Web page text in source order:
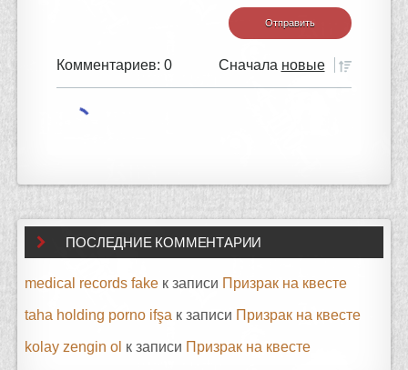
Комментариев: 0 Сначала новые
ПОСЛЕДНИЕ КОММЕНТАРИИ
medical records fake к записи Призрак на квесте
taha holding porno ifşa к записи Призрак на квесте
kolay zengin ol к записи Призрак на квесте